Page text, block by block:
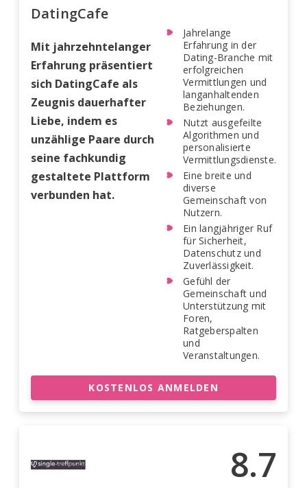
DatingCafe
Mit jahrzehntelanger
Erfahrung präsentiert
sich DatingCafe als
Zeugnis dauerhafter
Liebe, indem es
unzählige Paare durch
seine fachkundig
gestaltete Plattform
verbunden hat.
Jahrelange
Erfahrung in der
Dating-Branche mit
erfolgreichen
Vermittlungen und
langanhaltenden
Beziehungen.
Nutzt ausgefeilte
Algorithmen und
personalisierte
Vermittlungsdienste.
Eine breite und
diverse
Gemeinschaft von
Nutzern.
Ein langjähriger Ruf
für Sicherheit,
Datenschutz und
Zuverlässigkeit.
Gefühl der
Gemeinschaft und
Unterstützung mit
Foren,
Ratgeberspalten
und
Veranstaltungen.
KOSTENLOS ANMELDEN
8.7